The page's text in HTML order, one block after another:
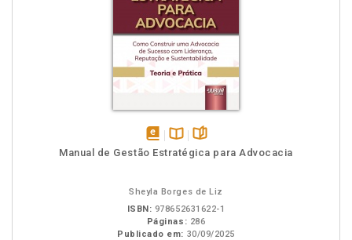
disponívelDisponível
páginas
Manual de Gestão Estratégica para Advocacia
Sheyla Borges de Liz
ISBN: 978652631622-1
Páginas: 286
Publicado em: 30/09/2025